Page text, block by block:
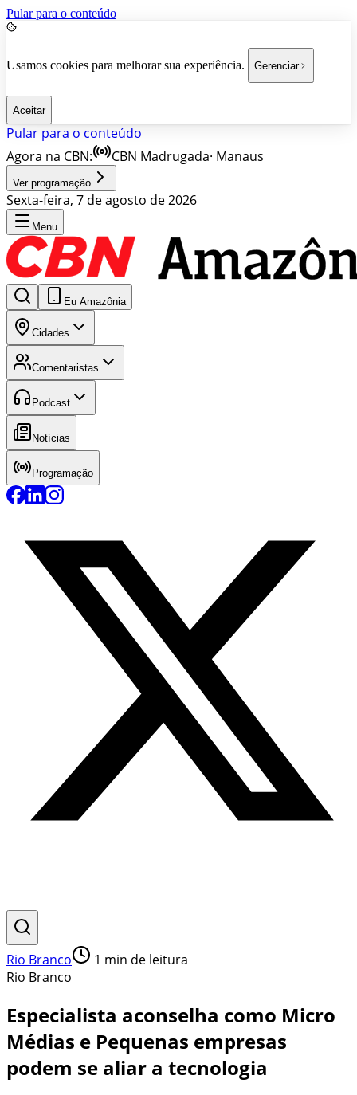
Pular para o conteúdo
Usamos cookies para melhorar sua experiência. Gerenciar
Aceitar
Pular para o conteúdo
Agora na CBN:
CBN Madrugada· Manaus
Ver programação
Sexta-feira, 7 de agosto de 2026
Menu
Eu Amazônia
Cidades
Comentaristas
Podcast
Notícias
Programação
Rio Branco 1 min de leitura
Rio Branco
Especialista aconselha como Micro
Médias e Pequenas empresas
podem se aliar a tecnologia